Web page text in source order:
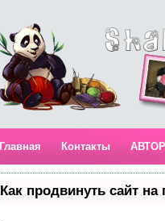
Главная Контакты
Как продвинуть сайт